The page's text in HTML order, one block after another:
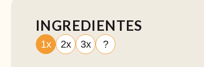
INGREDIENTES
1x 2x 3x ?